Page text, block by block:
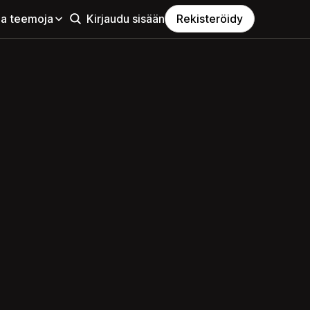
teemoja Kirjaudu sisään Rekisteröidy